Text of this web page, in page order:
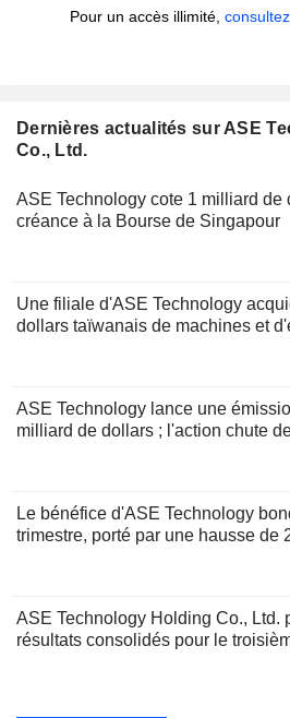
Pour un accès illimité,
Dernières actualités sur ASE
Co., Ltd.
ASE Technology cote 1 milliard de
créance à la Bourse de Singapour
Une filiale d'ASE Technology
dollars taïwanais de machines et
ASE Technology lance une
milliard de dollars ; l'action chute
Le bénéfice d'ASE Technology
trimestre, porté par une hausse de
ASE Technology Holding Co., Ltd.
résultats consolidés pour le